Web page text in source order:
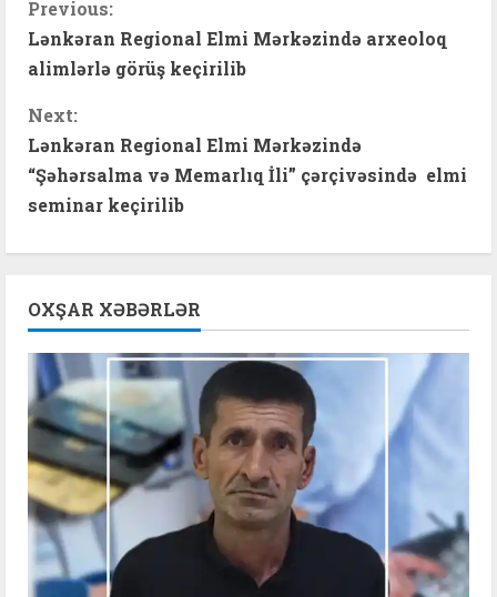
C
o
n
t
i
n
u
e
R
e
a
d
i
Previous:
Lənkəran Regional Elmi Mərkəzində arxeoloq
alimlərlə görüş keçirilib
Next:
Lənkəran Regional Elmi Mərkəzində
“Şəhərsalma və Memarlıq İli” çərçivəsində elmi
seminar keçirilib
OXŞAR XƏBƏRLƏR